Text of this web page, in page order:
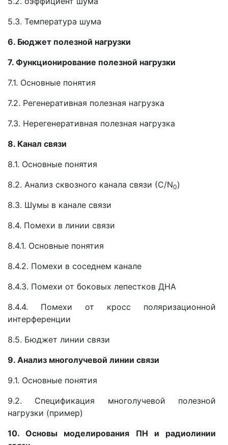
5.3. Температура шума
6. Бюджет полезной нагрузки
7. Функционирование полезной нагрузки
7.1. Основные понятия
7.2. Регенеративная полезная нагрузка
7.3. Нерегенеративная полезная нагрузка
8. Канал связи
8.1. Основные понятия
8.2. Анализ сквозного канала связи (С/N0)
8.3. Шумы в канале связи
8.4. Помехи в линии связи
8.4.1. Основные понятия
8.4.2. Помехи в соседнем канале
8.4.3. Помехи от боковых лепестков ДНА
8.4.4. Помехи от кросс поляризационной
интерференции
8.5. Бюджет линии связи
9. Анализ многолучевой линии связи
9.1. Основные понятия
9.2. Спецификация многолучевой полезной
нагрузки (пример)
10. Основы моделирования ПН и радиолинии